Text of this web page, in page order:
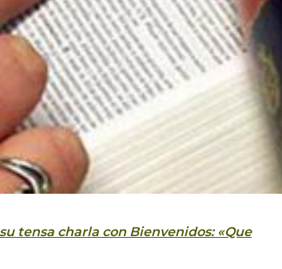
tensa charla con Bienvenidos: «Que